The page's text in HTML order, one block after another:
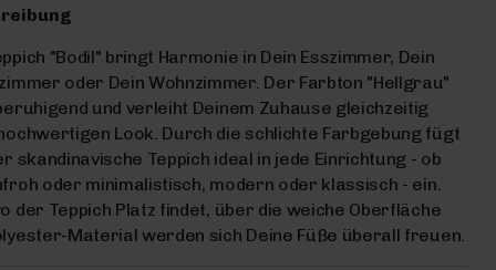
"Bodil" bringt Harmonie in Dein Esszimmer, Dein
oder Dein Wohnzimmer. Der Farbton "Hellgrau"
und verleiht Deinem Zuhause gleichzeitig
Look. Durch die schlichte Farbgebung fügt
skandinavische Teppich ideal in jede Einrichtung - ob
oder minimalistisch, modern oder klassisch - ein.
der Teppich Platz findet, über die weiche Oberfläche
Material werden sich Deine Füße überall freuen.